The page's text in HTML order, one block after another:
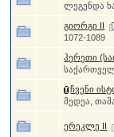
ლეგენდა
გიორგი II
1072-1089
ჰერეთი
ჩვენი
მედეა,
ერეკლე II